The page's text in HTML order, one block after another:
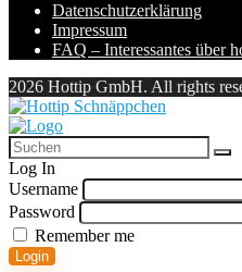
Datenschutzerklärung
Impressum
FAQ – Interessantes über
2026 Hottip GmbH. All rights
Log In
Username
Password
Remember me
Login